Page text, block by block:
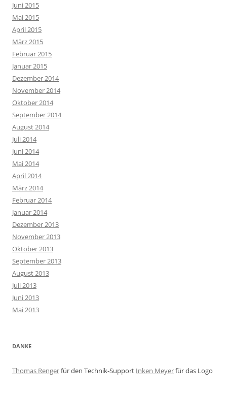
Juni 2015
Mai 2015
April 2015
März 2015
Februar 2015
Januar 2015
Dezember 2014
November 2014
Oktober 2014
September 2014
August 2014
Juli 2014
Juni 2014
Mai 2014
April 2014
März 2014
Februar 2014
Januar 2014
Dezember 2013
November 2013
Oktober 2013
September 2013
August 2013
Juli 2013
Juni 2013
Mai 2013
DANKE
Thomas Rengerfür den Technik-Support Inken Meyerfür das Logo